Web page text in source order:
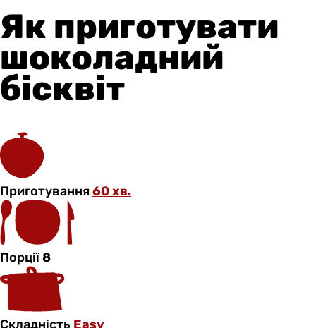
Як приготувати
шоколадний
бісквіт
Приготування60 хв.
Порції8
Складність Easy